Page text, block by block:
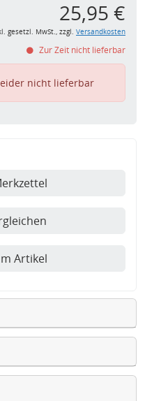
25,95 €
gesetzl. MwSt., zzgl. Versandkosten
Zur Zeit nicht lieferbar
nicht lieferbar
Artikel